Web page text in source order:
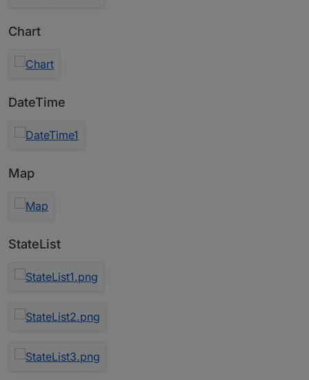
Chart
DateTime
Map
StateList